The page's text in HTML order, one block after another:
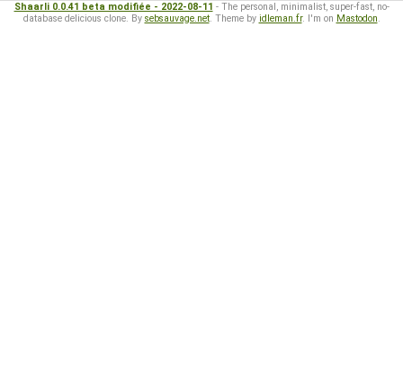
Shaarli 0.0.41 beta modifiée - 2022-08-11 - The personal, minimalist, super-fast, no-
database delicious clone. By sebsauvage.net. Theme by idleman.fr. I'm on Mastodon.